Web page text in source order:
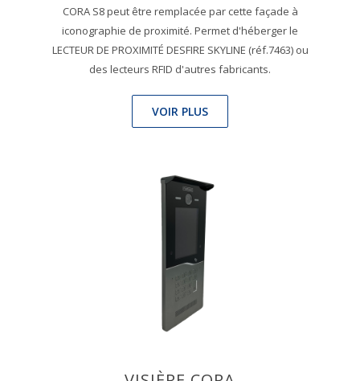
CORA S8 peut être remplacée par cette façade à
iconographie de proximité. Permet d'héberger le
LECTEUR DE PROXIMITÉ DESFIRE SKYLINE (réf.7463) ou
des lecteurs RFID d'autres fabricants.
VOIR PLUS